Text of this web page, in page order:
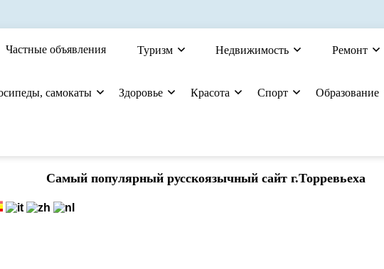
Частные объявления Туризм Недвижимость Ремонт
самокаты Здоровье Красота Спорт Образование
Cамый популярный русскоязычный сайт г.Торревьеха